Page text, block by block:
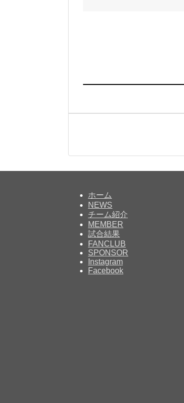
ホーム
NEWS
チーム紹介
MEMBER
試合結果
FANCLUB
SPONSOR
Instagram
Facebook